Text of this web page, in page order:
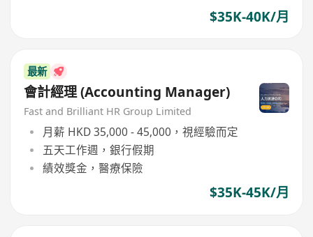
$35K-40K/月
最新
會計經理 (Accounting Manager)
Fast and Brilliant HR Group Limited
月薪 HKD 35,000 - 45,000，視經驗而定
五天工作週，銀行假期
績效獎金，醫療保險
$35K-45K/月